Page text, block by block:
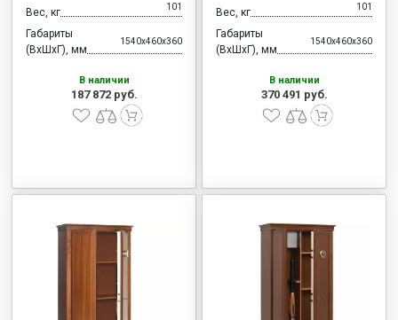
Вес, кг 101
Габариты
(ВхШхГ), мм
1540x460x360
В наличии
187 872 руб.
Вес, кг 101
Габариты
(ВхШхГ), мм
1540x460x360
В наличии
370 491 руб.